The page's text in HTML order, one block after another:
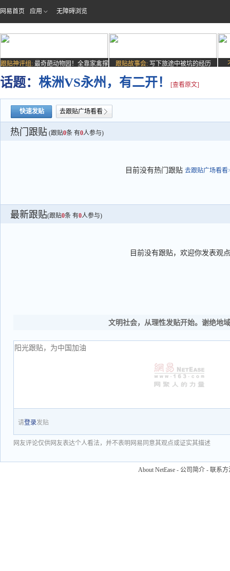
网易首页 应用 无障碍浏览
跟贴神评组: 最奇葩动物园！全靠家禽撑
场子
跟贴故事会: 写下旅途中被坑的经历
话题： 株洲VS永州，有二开！ [查看原文]
快速发贴 去跟贴广场看看
热门跟贴 (跟贴0条 有0人参与)
目前没有热门跟贴 去跟贴广场看看
最新跟贴(跟贴0条 有0人参与)
目前没有跟贴，欢迎你发表观点
文明社会，从理性发贴开始。谢绝地
请登录发贴
网友评论仅供网友表达个人看法，并不表明网易同意其观点或证实其描述
About NetEase - 公司简介 - 联系方